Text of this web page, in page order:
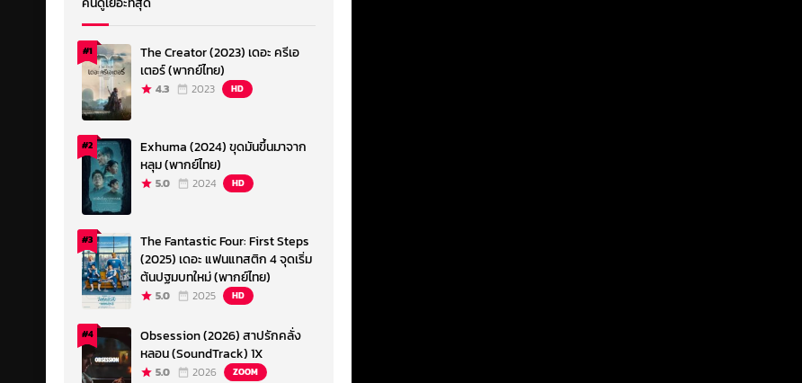
#1
The Creator (2023) เดอะ ครีเอ
เตอร์ (พากย์ไทย)
4.3 2023 HD
#2
Exhuma (2024) ขุดมันขึ้นมาจาก
หลุม (พากย์ไทย)
5.0 2024 HD
#3
The Fantastic Four: First Steps
(2025) เดอะ แฟนแทสติก 4 จุดเริ่ม
ต้นปฐมบทใหม่ (พากย์ไทย)
5.0 2025 HD
#4
Obsession (2026) สาปรักคลั่ง
หลอน (SoundTrack) 1X
5.0 2026 ZOOM